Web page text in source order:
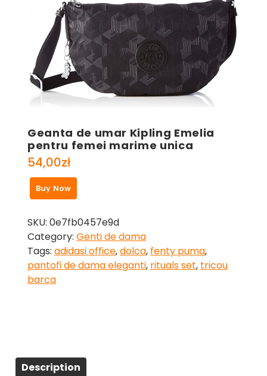
Geanta de umar Kipling Emelia
pentru femei marime unica
54,00zł
Buy Now
SKU: 0e7fb0457e9d
Category: Genti de dama
Tags: adidasi office,dolca, fenty puma,
pantofi de dama eleganti, rituals set, tricou
barca
Description